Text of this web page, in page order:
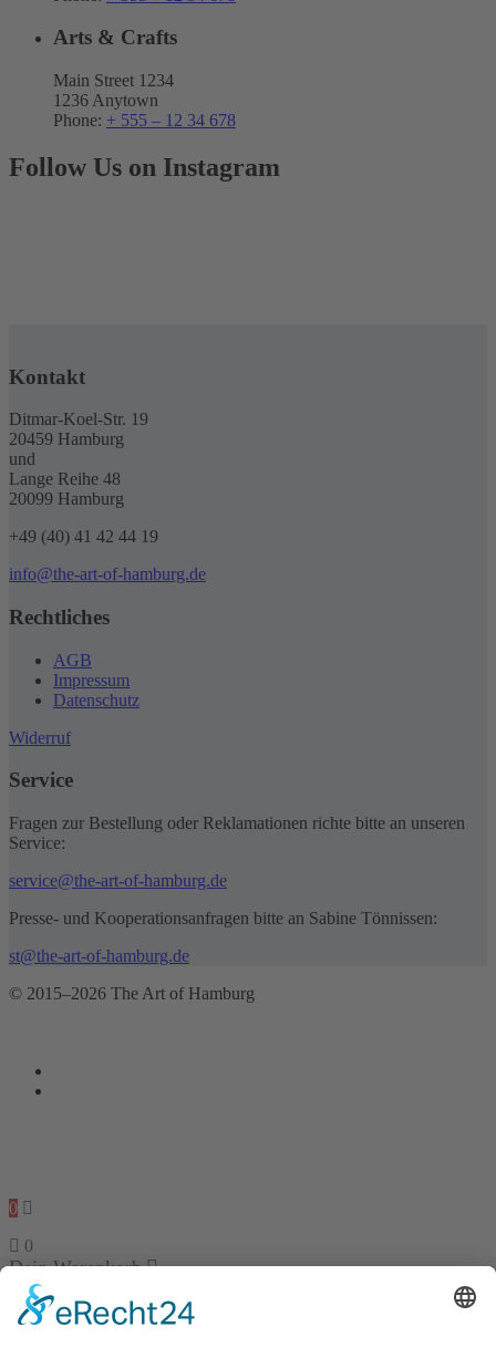
Arts & Crafts
Main Street 1234
1236 Anytown
Phone: + 555 – 12 34 678
Follow Us on Instagram
Kontakt
Ditmar-Koel-Str. 19
20459 Hamburg
und
Lange Reihe 48
20099 Hamburg
+49 (40) 41 42 44 19
info@the-art-of-hamburg.de
Rechtliches
AGB
Impressum
Datenschutz
Widerruf
Service
Fragen zur Bestellung oder Reklamationen richte bitte an unseren
Service:
service@the-art-of-hamburg.de
Presse- und Kooperationsanfragen bitte an Sabine Tönnissen:
st@the-art-of-hamburg.de
© 2015–2026 The Art of Hamburg
0
0
Dein Warenkorb
Dein Warenkorb ist leer